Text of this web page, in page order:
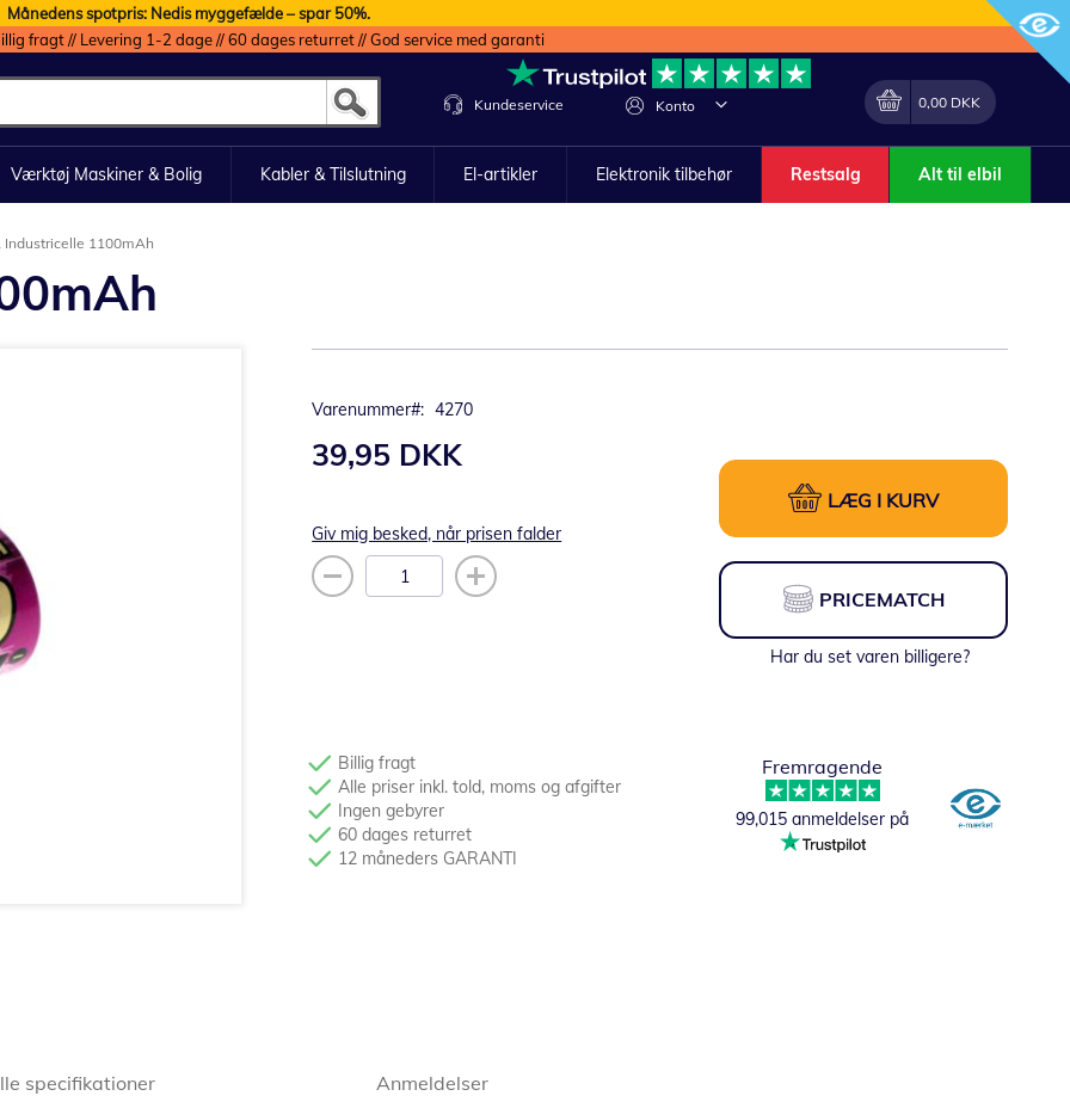
Månedens spotpris: Nedis myggefælde – spar 50%.
fragt // Levering 1-2 dage // 60 dages returret // God service med garanti
Konto
Lave
Min indkøbskurv
0,00 DKK
Kundeservice
Værktøj Maskiner & Bolig Kabler & Tilslutning El-artikler Elektronik tilbehør Restsalg Alt til elbil
Industricelle 1100mAh
Varenummer 4270
39,95 DKK
Giv mig besked, når prisen falder
LÆG I KURV
PRICEMATCH
Har du set varen billigere?
Billig fragt
Alle priser inkl. told, moms og afgifter
Ingen gebyrer
60 dages returret
12 måneders GARANTI
Fremragende
99,015 anmeldelser på
specifikationer Anmeldelser